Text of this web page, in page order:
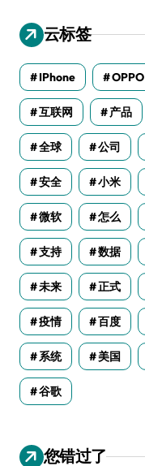
云标签
IPhone OPPO
互联网 产品
全球 公司
安全 小米
微软 怎么
支持 数据
未来 正式
疫情 百度
系统 美国
谷歌
您错过了